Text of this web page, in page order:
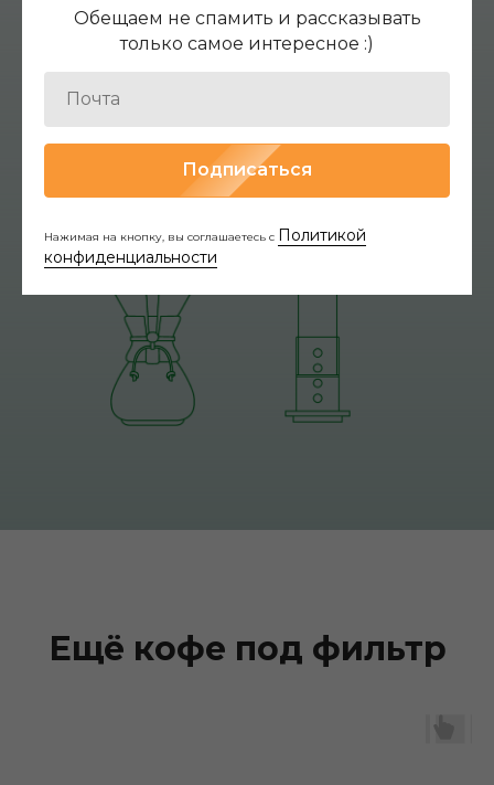
Обещаем не спамить и рассказывать
только самое интересное :)
Подписаться
Нажимая на кнопку, вы соглашаетесь с Политикой
конфиденциальности
Ещё кофе под фильтр